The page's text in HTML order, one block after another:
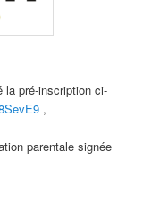
la pré-inscription ci-
,
parentale signée